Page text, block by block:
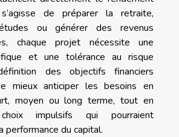
de préparer la retraite,
ou générer des revenus
chaque projet nécessite une
et une tolérance au risque
des objectifs financiers
mieux anticiper les besoins en
moyen ou long terme, tout en
impulsifs qui pourraient
performance du capital.